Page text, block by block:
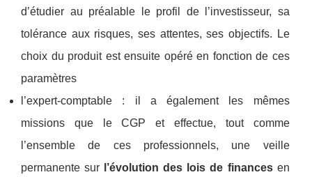
d’étudier au préalable le profil de l’investisseur, sa
tolérance aux risques, ses attentes, ses objectifs. Le
choix du produit est ensuite opéré en fonction de ces
paramètres
l’expert-comptable : il a également les mêmes
missions que le CGP et effectue, tout comme
l’ensemble de ces professionnels, une veille
permanente sur
l’évolution des lois de financesen